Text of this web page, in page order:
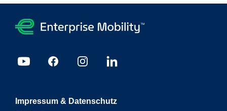
Impressum & Datenschutz